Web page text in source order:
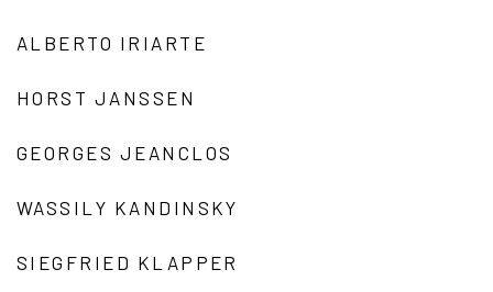
ALBERTO IRIARTE
HORST JANSSEN
GEORGES JEANCLOS
WASSILY KANDINSKY
SIEGFRIED KLAPPER